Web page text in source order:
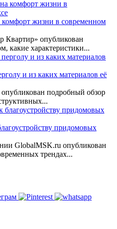
комфорт жизни в современном
Квартир» опубликован
какие характеристики...
и из каких материалов её
подробный обзор
придомовых
GlobalMSK.ru опубликован
трендах...